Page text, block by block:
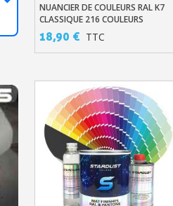
Ajouter Au Panier
NUANCIER DE COULEURS RAL K7
CLASSIQUE 216 COULEURS
18,90 € TTC